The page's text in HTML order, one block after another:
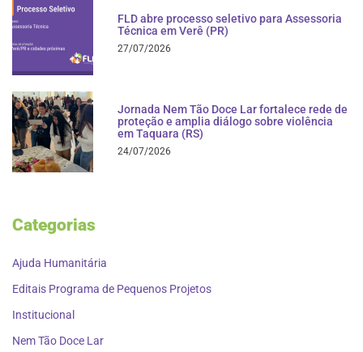
FLD abre processo seletivo para Assessoria
Técnica em Verê (PR)
27/07/2026
Jornada Nem Tão Doce Lar fortalece rede de
proteção e amplia diálogo sobre violência
em Taquara (RS)
24/07/2026
Categorias
Ajuda Humanitária
Editais Programa de Pequenos Projetos
Institucional
Nem Tão Doce Lar